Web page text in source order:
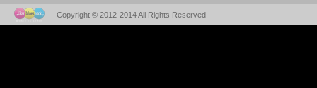
Copyright © 2012-2014 All Rights Reserved